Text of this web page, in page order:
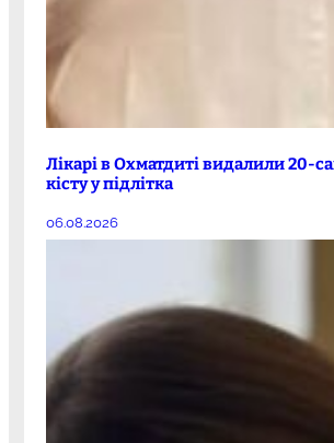
Лікарі в Охматдиті видалили 20-
кісту у підлітка
06.08.2026